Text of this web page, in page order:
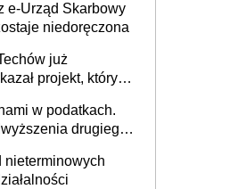
e-Urząd Skarbowy
niedoręczona
już
projekt, który
w podatkach.
drugiego
nieterminowych